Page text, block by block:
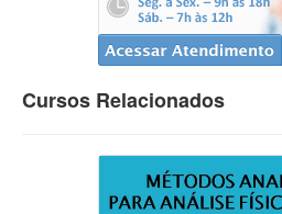
Cursos Relacionados